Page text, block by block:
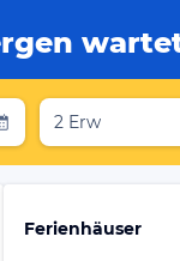
2 Erw
Ferienhäuser